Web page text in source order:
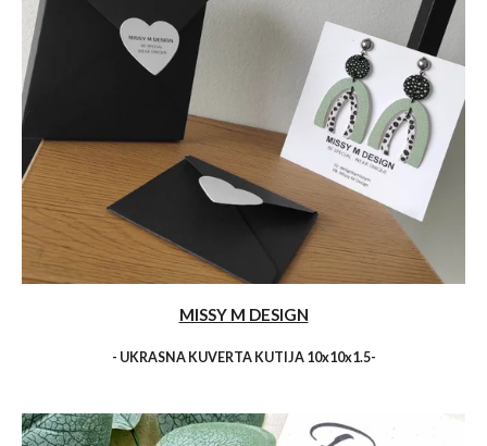
MISSY M DESIGN
- UKRASNA KUVERTA KUTIJA 10x10x1.5-